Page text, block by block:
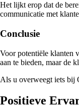
Het lijkt erop dat de
communicatie met
Conclusie
Voor potentiële klanten
aan te bieden, maar de
Als u overweegt iets bij
Positieve